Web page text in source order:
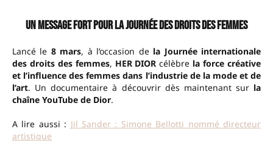
Un message fort pour la Journée des droits des femmes
Lancé le 8 mars, à l’occasion de la Journée internationale
des droits des femmes, HER DIOR célèbre la force créative
et l’influence des femmes dans l’industrie de la mode et de
l’art. Un documentaire à découvrir dès maintenant sur la
chaîne YouTube de Dior.
A lire aussi : Jil Sander : Simone Bellotti nommé directeur
artistique